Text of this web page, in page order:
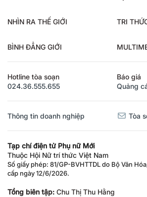
NHÌN RA THẾ GIỚI TRI
BÌNH ĐẲNG GIỚI
Hotline tòa soạn
024.36.555.655
Báo giá
Quảng
Thông tin doanh nghiệp Tòa
Tạp chí điện tử Phụ nữ Mới
Thuộc Hội Nữ trí thức Việt Nam
Số giấy phép: 81/GP-BVHTTDL do Bộ Văn
cấp ngày 12/6/2026.
Tổng biên tập: Chu Thị Thu Hằng